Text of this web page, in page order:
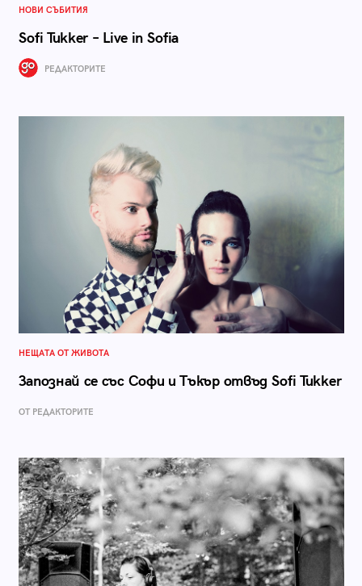
НОВИ СЪБИТИЯ
Sofi Tukker – Live in Sofia
РЕДАКТОРИТЕ
НЕЩАТА ОТ ЖИВОТА
Запознай се със Софи и Тъкър отвъд Sofi Tukker
ОТ РЕДАКТОРИТЕ